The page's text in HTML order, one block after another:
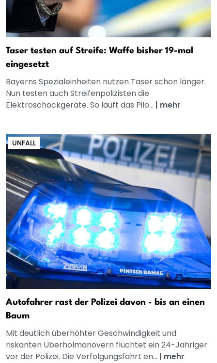
Taser testen auf Streife: Waffe bisher 19-mal
eingesetzt
Bayerns Spezialeinheiten nutzen Taser schon länger.
Nun testen auch Streifenpolizisten die
Elektroschockgeräte. So läuft das Pilo... | mehr
UNFALL
Autofahrer rast der Polizei davon - bis an einen
Baum
Mit deutlich überhöhter Geschwindigkeit und
riskanten Überholmanövern flüchtet ein 24-Jähriger
vor der Polizei. Die Verfolgungsfahrt en... | mehr